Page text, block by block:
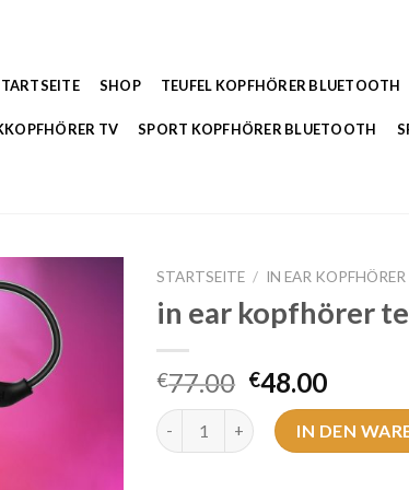
SHOP TEUFEL KOPFHÖRER BLUETOOTH
TV SPORT KOPFHÖRER BLUETOOTH
STARTSEITE / IN EAR
in ear kopfhörer
€77.00 €48.00
in ear kopfhörer test Menge
IN DEN